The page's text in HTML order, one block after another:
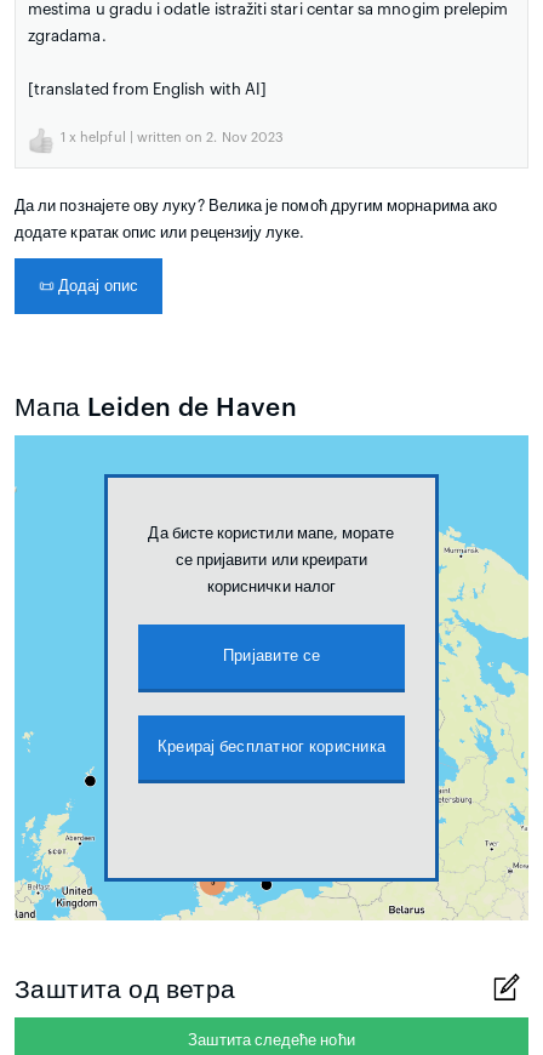
mestima u gradu i odatle istražiti stari centar sa mnogim prelepim
zgradama.
[translated from English with AI]
1 x helpful | written on 2. Nov 2023
Да ли познајете ову луку? Велика је помоћ другим морнарима ако
додате кратак опис или рецензију луке.
📜 Додај опис
Мапа Leiden de Haven
Да бисте користили мапе, морате
се пријавити или креирати
кориснички налог
Пријавите се
Креирај бесплатног корисника
Заштита од ветра
Заштита следеће ноћи